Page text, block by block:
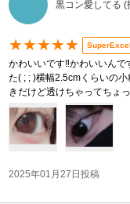
黒コン愛してる (
★★★★★
かわいいです‼️かわいいん
た( ; ; )横幅2.5cmくらいの
きだけど透けちゃってちょ
2025年01月27日投稿